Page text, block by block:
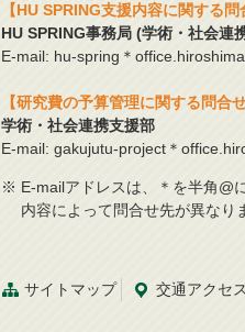
【HU SPRING支援内容に関する問
HU SPRING事務局 (学術・社会連
E-mail: hu-spring＊
【研究費の予算管理に関する問合せ
学術・社会連携支援部
E-mail: gakujutu-project＊
※ E-mailアドレスは、＊を半角@
内容によって問合せ先が異なり
サイトマップ 交通アクセス